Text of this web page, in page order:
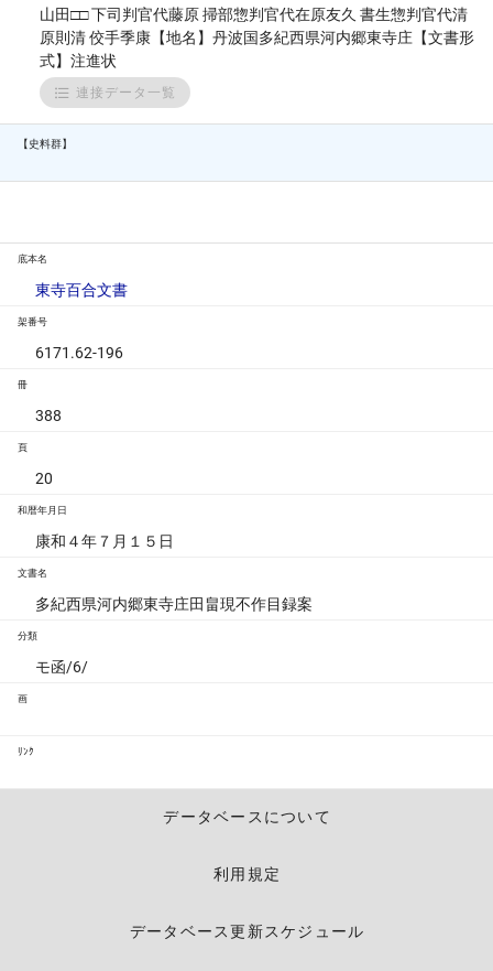
山田□□ 下司判官代藤原 掃部惣判官代在原友久 書生惣判官代清
原則清 佼手季康【地名】丹波国多紀西県河内郷東寺庄【文書形
式】注進状
連接データ一覧
【史料群】
底本名
東寺百合文書
架番号
6171.62-196
冊
388
頁
20
和暦年月日
康和４年７月１５日
文書名
多紀西県河内郷東寺庄田畠現不作目録案
分類
モ函/6/
画
ﾘﾝｸ
データベースについて
利用規定
データベース更新スケジュール